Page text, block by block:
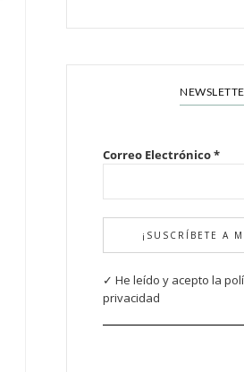
Correo Electrónico*
✓ He leído y acepto la
privacidad